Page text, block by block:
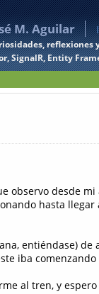
M. Aguilar
reflexiones
SignalR, Entity
observo desde
hasta llegar
entiéndase)
iba
al tren, y